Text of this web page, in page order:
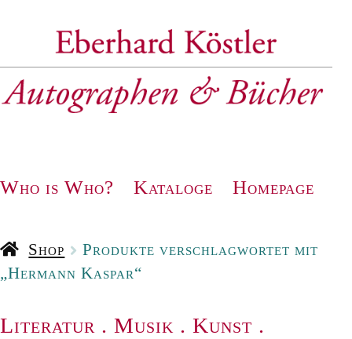
Navigation
Who is Who? Kataloge Homepage
Shop
Produkte verschlagwortet mit
„Hermann Kaspar“
Literatur . Musik . Kunst .